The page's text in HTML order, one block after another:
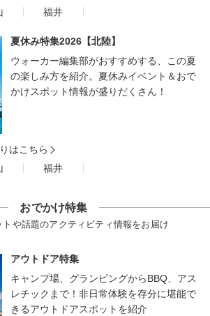
福井
夏休み特集2026【北陸】
ウォーカー編集部がおすすめする、この夏
の楽しみ方を紹介。夏休みイベント＆おで
かけスポット情報が盛りだくさん！
はこちら
福井
おでかけ特集
や話題のアクティビティ情報をお届け
アウトドア特集
キャンプ場、グランピングからBBQ、アス
レチックまで！非日常体験を存分に堪能で
きるアウトドアスポットを紹介